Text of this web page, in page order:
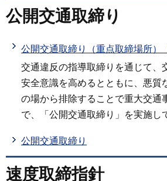
公開交通取締り
公開交通取締り（重点取締場所）
交通違反の指導取締りを通じて、
安全意識を高めるとともに、悪質
の場から排除することで重大交通
で、「公開交通取締り」を実施し
公開交通取締り
速度取締指針